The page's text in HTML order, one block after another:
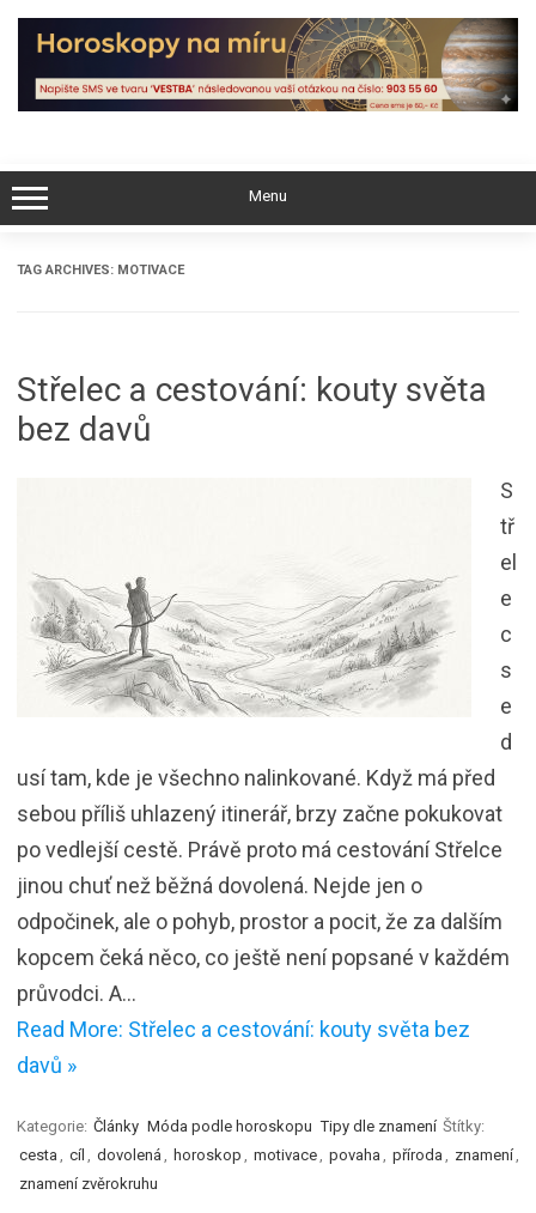
Skip
content
Menu
TAG ARCHIVES: MOTIVACE
Střelec a cestování: kouty světa
bez davů
S
tř
el
e
c
s
e
d
usí tam, kde je všechno nalinkované. Když má před
sebou příliš uhlazený itinerář, brzy začne pokukovat
po vedlejší cestě. Právě proto má cestování Střelce
jinou chuť než běžná dovolená. Nejde jen o
odpočinek, ale o pohyb, prostor a pocit, že za dalším
kopcem čeká něco, co ještě není popsané v každém
průvodci. A…
Read More: Střelec a cestování: kouty světa bez
davů »
Kategorie: Články Móda podle horoskopu Tipy dle znamení Štítky:
cesta
cíl dovolená horoskop motivace povaha příroda znamení
znamení zvěrokruhu